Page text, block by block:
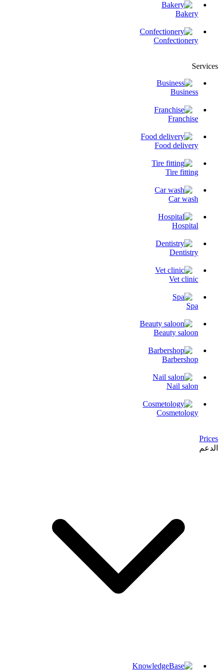
Bakery
Confectionery
Services
Business
Franchise
Food delivery
Tire fitting
Сar wash
Hospital
Dentistry
Vet clinic
Spa
Beauty saloon
Barbershop
Nail salon
Cosmetology
Prices
الدعم